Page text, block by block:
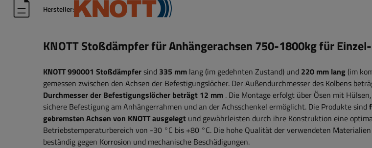
Hersteller:
KNOTT Stoßdämpfer für Anhängerachsen 750-1800kg für
KNOTT 990001 Stoßdämpfersind 335 mm lang (im gedehnten Zustand) und 220 mm lang (im
gemessen zwischen den Achsen der Befestigungslöcher. Der Außendurchmesser des Kolbens
Durchmesser der Befestigungslöcher beträgt 12 mm . Die Montage erfolgt über Ösen mit
sichere Befestigung am Anhängerrahmen und an der Achsschenkel ermöglicht. Die Produkte sind
gebremsten Achsen von KNOTT ausgelegt und gewährleisten durch ihre Konstruktion eine
Betriebstemperaturbereich von -30 °C bis +80 °C. Die hohe Qualität der verwendeten
beständig gegen Korrosion und mechanische Beschädigungen.